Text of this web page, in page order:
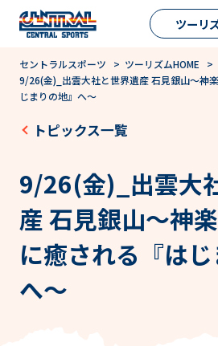
ツーリ
セントラルスポーツ > ツーリズムHOME >
9/26(金)_出雲大社と世界遺産 石見銀山～神
じまりの地』へ～
トピックス一覧
9/26(金)_出雲大
産 石見銀山～神
に癒される『はじ
へ～